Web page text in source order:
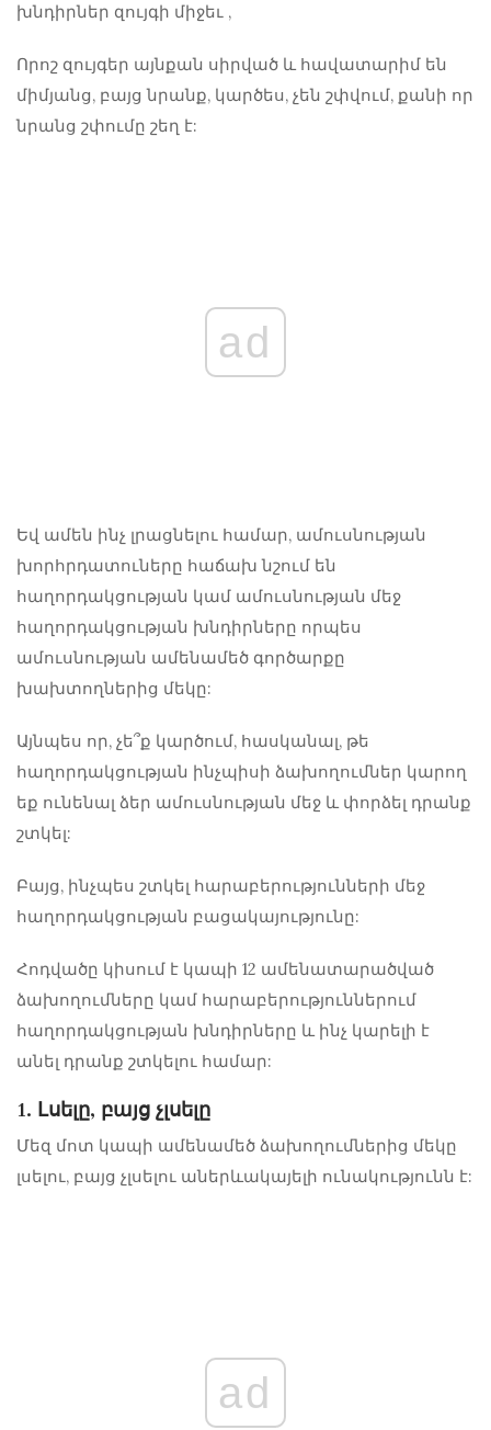
խնդիրներ զույգի միջեւ ,
Որոշ զույգեր այնքան սիրված և հավատարիմ են
միմյանց, բայց նրանք, կարծես, չեն շփվում, քանի որ
նրանց շփումը շեղ է:
ad
Եվ ամեն ինչ լրացնելու համար, ամուսնության
խորհրդատուները հաճախ նշում են
հաղորդակցության կամ ամուսնության մեջ
հաղորդակցության խնդիրները որպես
ամուսնության ամենամեծ գործարքը
խախտողներից մեկը:
Այնպես որ, չե՞ք կարծում, հասկանալ, թե
հաղորդակցության ինչպիսի ձախողումներ կարող
եք ունենալ ձեր ամուսնության մեջ և փորձել դրանք
շտկել:
Բայց, ինչպես շտկել հարաբերությունների մեջ
հաղորդակցության բացակայությունը:
Հոդվածը կիսում է կապի 12 ամենատարածված
ձախողումները կամ հարաբերություններում
հաղորդակցության խնդիրները և ինչ կարելի է
անել դրանք շտկելու համար:
1. Լսելը, բայց չլսելը
Մեզ մոտ կապի ամենամեծ ձախողումներից մեկը
լսելու, բայց չլսելու աներևակայելի ունակությունն է:
ad